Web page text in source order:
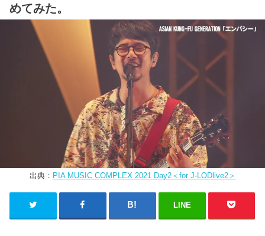
めてみた。
出典： PIA MUSIC COMPLEX 2021 Day2＜for J-LODlive2＞
LINE